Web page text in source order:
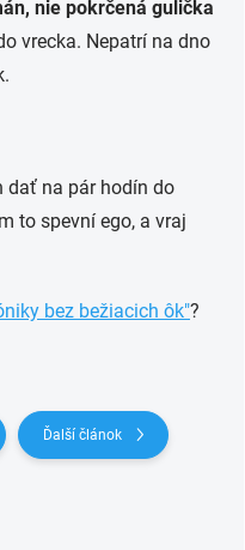
nie pokrčená gulička
vrecka. Nepatrí na dno
dať na pár hodín do
to spevní ego, a vraj
bez bežiacich ôk"?
Ďalší článok